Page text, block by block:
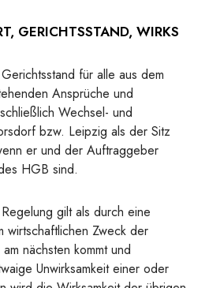
GERICHTSSTAND, WIRKS
für alle aus dem
Ansprüche und
Wechsel- und
bzw. Leipzig als der Sitz
er und der Auftraggeber
HGB sind.
gilt als durch eine
Zweck der
nächsten kommt und
Unwirksamkeit einer oder